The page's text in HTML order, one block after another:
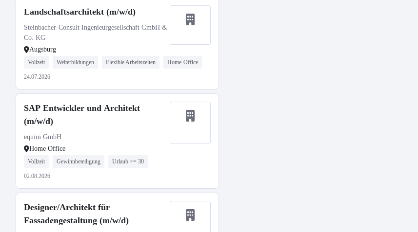
Landschaftsarchitekt (m/w/d)
Steinbacher-Consult Ingenieurgesellschaft GmbH &
Co. KG
Augsburg
Vollzeit Weiterbildungen Flexible Arbeitszeiten Home-Office
24.07.2026
SAP Entwickler und Architekt
(m/w/d)
equim GmbH
Home Office
Vollzeit Gewinnbeteiligung Urlaub >= 30
02.08.2026
Designer/Architekt für
Fassadengestaltung (m/w/d)